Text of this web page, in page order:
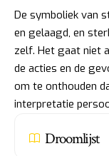
De symboliek van
en gelaagd, en
zelf. Het gaat niet
de acties en de
om te onthouden
interpretatie
Droomlijst